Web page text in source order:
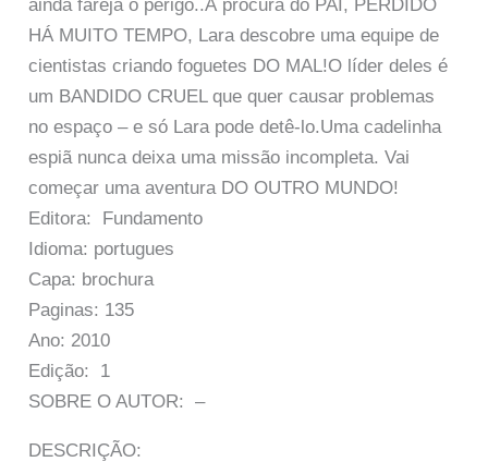
ainda fareja o perigo..À procura do PAI, PERDIDO
HÁ MUITO TEMPO, Lara descobre uma equipe de
cientistas criando foguetes DO MAL!O líder deles é
um BANDIDO CRUEL que quer causar problemas
no espaço – e só Lara pode detê-lo.Uma cadelinha
espiã nunca deixa uma missão incompleta. Vai
começar uma aventura DO OUTRO MUNDO!
Editora: Fundamento
Idioma: portugues
Capa: brochura
Paginas: 135
Ano: 2010
Edição: 1
SOBRE O AUTOR: –
DESCRIÇÃO: